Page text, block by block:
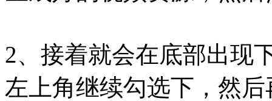
2、接着就会在底部出现
左上角继续勾选下，然